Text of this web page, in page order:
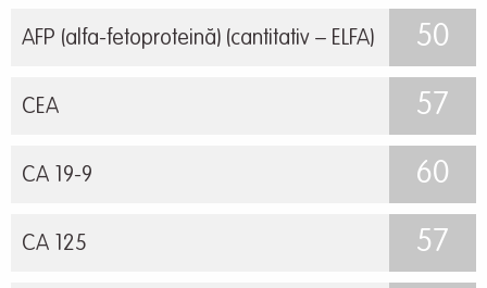
AFP (alfa-fetoproteină) (cantitativ – ELFA) 50
CEA 57
CA 19-9 60
CA 125 57